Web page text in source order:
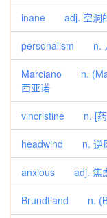
inane adj. 空洞的
personalism n.
Marciano n.
西亚诺
vincristine n. [药]
headwind n. 逆
anxious adj. 焦虑
Brundtland n.